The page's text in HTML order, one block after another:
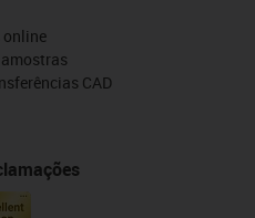
online
CAD